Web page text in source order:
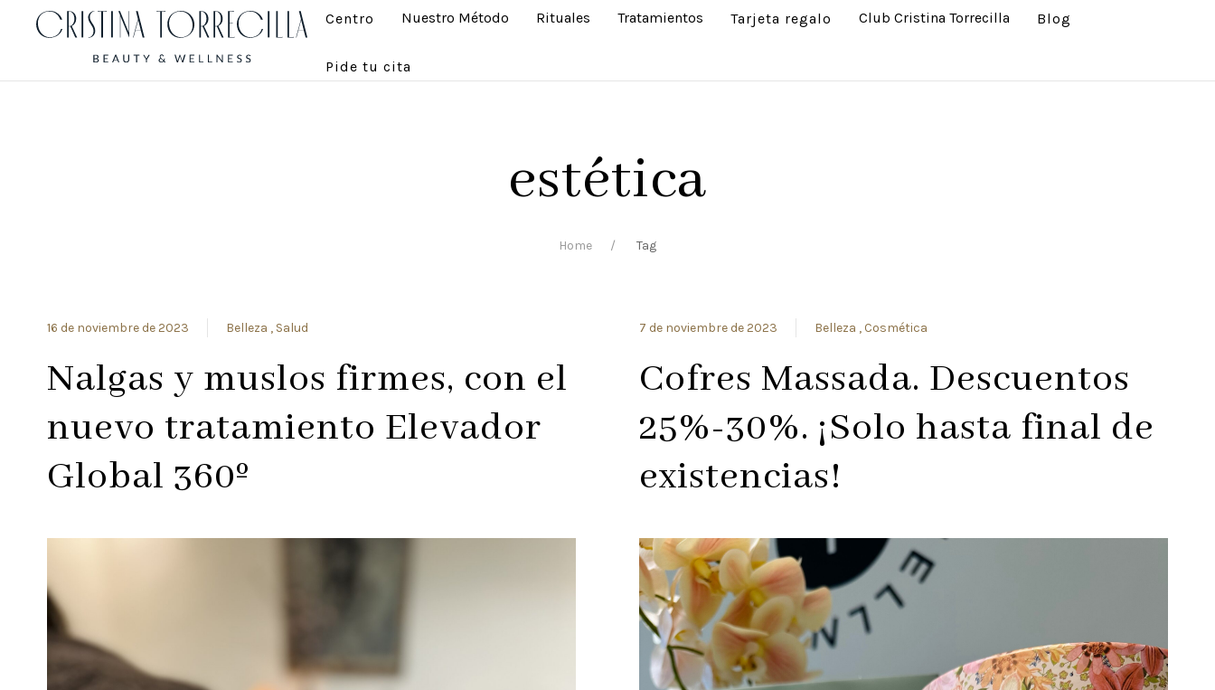
Centro Nuestro Método Rituales Tratamientos Tarjeta regalo Club Cristina Torrecilla Blog
Pide tu cita
estética
Home Tag
16 de noviembre de 2023 Belleza Salud
Nalgas y muslos firmes, con el
nuevo tratamiento Elevador
Global 360º
7 de noviembre de 2023 Belleza Cosmética
Cofres Massada. Descuentos
25%-30%. ¡Solo hasta final de
existencias!